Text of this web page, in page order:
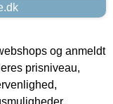
og anmeldt
prisniveau,